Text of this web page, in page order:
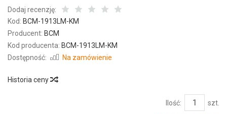
Dodaj recenzję:
Kod: BCM-1913LM-KM
Producent: BCM
Kod producenta: BCM-1913LM-KM
Dostępność:
Na zamówienie
Historia ceny
Ilość: szt.